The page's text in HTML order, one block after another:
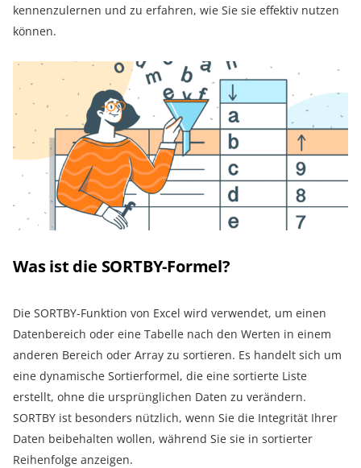
kennenzulernen und zu erfahren, wie Sie sie effektiv nutzen
können.
Was ist die SORTBY-Formel?
Die SORTBY-Funktion von Excel wird verwendet, um einen
Datenbereich oder eine Tabelle nach den Werten in einem
anderen Bereich oder Array zu sortieren. Es handelt sich um
eine dynamische Sortierformel, die eine sortierte Liste
erstellt, ohne die ursprünglichen Daten zu verändern.
SORTBY ist besonders nützlich, wenn Sie die Integrität Ihrer
Daten beibehalten wollen, während Sie sie in sortierter
Reihenfolge anzeigen.